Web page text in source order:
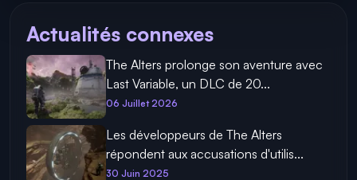
Actualités connexes
The Alters prolonge son aventure avec
Last Variable, un DLC de 20...
06 Juillet 2026
Les développeurs de The Alters
répondent aux accusations d'utilis...
30 Juin 2025